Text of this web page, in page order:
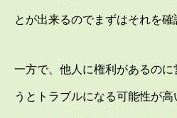
とが出来るのでまずはそれを確
一方で、他人に権利があるのに
うとトラブルになる可能性が